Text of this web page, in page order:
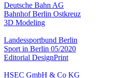
Deutsche Bahn AG
Bahnhof Berlin Ostkreuz
3D Modeling
Landessportbund Berlin
Sport in Berlin 05/2020
Editorial DesignPrint
HSEC GmbH & Co KG